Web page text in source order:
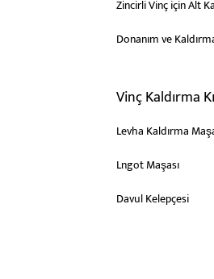
Zincirli Vinç için Alt
Donanım ve
Vinç Kaldırma
Levha Kaldırma
Lngot Maşası
Davul Kelepçesi